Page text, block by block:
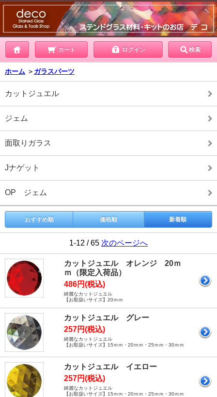
カート ログイン 検索
ホーム ＞ ガラスパーツ
カットジュエル
ジェム
面取りガラス
Jナゲット
OP ジェム
おすすめ順 価格順 新着順
1-12 / 65 次のページへ
カットジュエル オレンジ 20ｍ
ｍ（限定入荷品）
486円(税込)
綺麗なカットジュエル
【お取扱いサイズ】20ｍｍ
カットジュエル グレー
257円(税込)
綺麗なカットジュエル
【お取扱いサイズ】15ｍｍ・20ｍｍ・25ｍｍ・30ｍｍ
カットジュエル イエロー
257円(税込)
綺麗なカットジュエル
【お取扱いサイズ】15ｍｍ・20ｍｍ・25ｍｍ・30ｍｍ